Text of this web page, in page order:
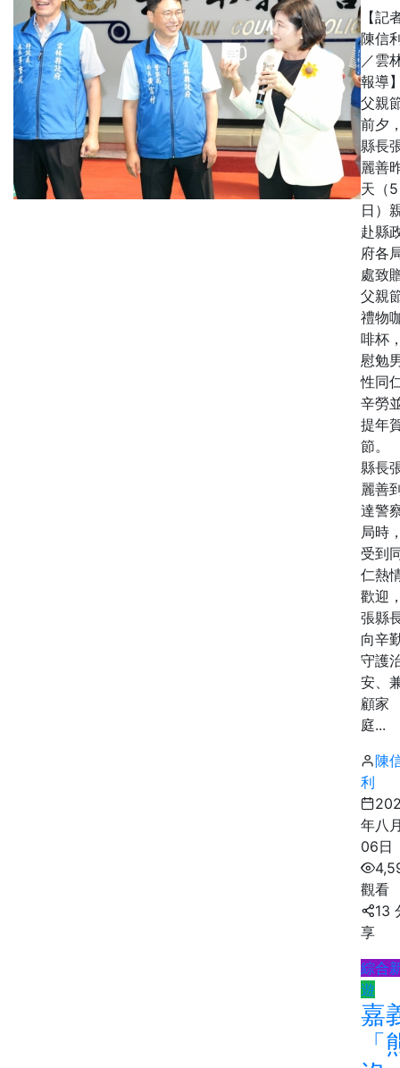
【記
陳信
／雲
報導
父親
前夕
縣長
麗善
天（5
日）
赴縣
府各
處致
父親
禮物
啡杯
慰勉
性同
辛勞
提年
節。
縣長
麗善
達警
局時
受到
仁熱
歡迎
張縣
向辛
守護
安、
顧家
庭...
陳
利
年八
06日
觀看
13
享
綜合
遊
嘉